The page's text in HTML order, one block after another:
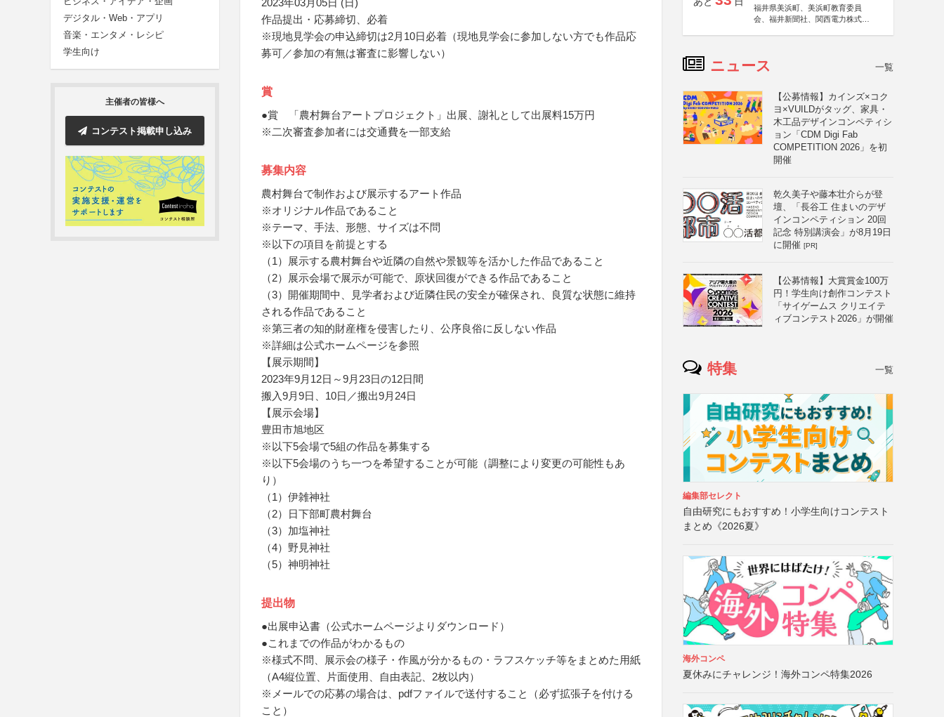
デジタル・Web・アプリ
音楽・エンタメ・レシピ
学生向け
主催者の皆様へ
コンテスト掲載申し込み
2023年03月05日 (日)
作品提出・応募締切、必着
※現地見学会の申込締切は2月10日必着（現地見学会に参加しない方でも作品応
募可／参加の有無は審査に影響しない）
賞
●賞 「農村舞台アートプロジェクト」出展、謝礼として出展料15万円
※二次審査参加者には交通費を一部支給
募集内容
農村舞台で制作および展示するアート作品
※オリジナル作品であること
※テーマ、手法、形態、サイズは不問
※以下の項目を前提とする
（1）展示する農村舞台や近隣の自然や景観等を活かした作品であること
（2）展示会場で展示が可能で、原状回復ができる作品であること
（3）開催期間中、見学者および近隣住民の安全が確保され、良質な状態に維持
される作品であること
※第三者の知的財産権を侵害したり、公序良俗に反しない作品
※詳細は公式ホームページを参照
【展示期間】
2023年9月12日～9月23日の12日間
搬入9月9日、10日／搬出9月24日
【展示会場】
豊田市旭地区
※以下5会場で5組の作品を募集する
※以下5会場のうち一つを希望することが可能（調整により変更の可能性もあ
り）
（1）伊雑神社
（2）日下部町農村舞台
（3）加塩神社
（4）野見神社
（5）神明神社
提出物
●出展申込書（公式ホームページよりダウンロード）
●これまでの作品がわかるもの
※様式不問、展示会の様子・作風が分かるもの・ラフスケッチ等をまとめた用紙
（A4縦位置、片面使用、自由表記、2枚以内）
※メールでの応募の場合は、pdfファイルで送付すること（必ず拡張子を付ける
こと）
福井県美浜町、美浜町教育委員
会、福井新聞社、関西電力株式会
ニュース 一覧
【公募情報】カインズ×コク
ヨ×VUILDがタッグ、家具・
木工品デザインコンペティシ
ョン「CDM Digi Fab
COMPETITION 2026」を初
開催
乾久美子や藤本壮介らが登
壇、「長谷工 住まいのデザ
インコンペティション 20回
記念 特別講演会」が8月19日
に開催 [PR]
【公募情報】大賞賞金100万
円！学生向け創作コンテスト
「サイゲームス クリエイテ
ィブコンテスト2026」が開催
特集 一覧
編集部セレクト
自由研究にもおすすめ！小学生向けコンテスト
まとめ《2026夏》
海外コンペ
夏休みにチャレンジ！海外コンペ特集2026